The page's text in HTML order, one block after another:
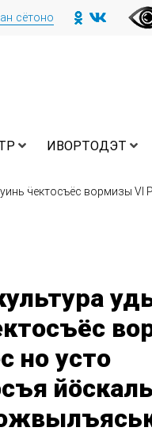
сётоно
ИВОРТОДЭТ
ӵектосъёс вормизы VI
но усто